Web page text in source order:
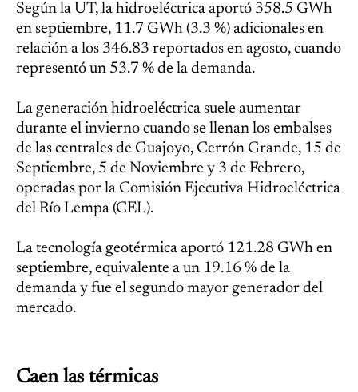
Según la UT, la hidroeléctrica aportó 358.5 GWh
en septiembre, 11.7 GWh (3.3 %) adicionales en
relación a los 346.83 reportados en agosto, cuando
representó un 53.7 % de la demanda.
La generación hidroeléctrica suele aumentar
durante el invierno cuando se llenan los embalses
de las centrales de Guajoyo, Cerrón Grande, 15 de
Septiembre, 5 de Noviembre y 3 de Febrero,
operadas por la Comisión Ejecutiva Hidroeléctrica
del Río Lempa (CEL).
La tecnología geotérmica aportó 121.28 GWh en
septiembre, equivalente a un 19.16 % de la
demanda y fue el segundo mayor generador del
mercado.
Caen las térmicas